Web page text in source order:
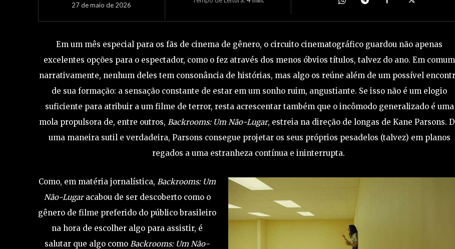
27 de maio de 2026
Em um mês especial para os fãs de cinema de gênero, o circuito cinematográfico guardou não apenas
excelentes opções para o espectador, como o fez através dos menos óbvios títulos, talvez do ano. Em comum
narrativamente, nenhum deles tem consonância de histórias, mas algo os reúne além de um possível
de sua formação: a sensação constante de estar em um sonho ruim, angustiante. Se isso não é um elogio
suficiente para atribuir a um filme de terror, resta acrescentar também que o incômodo generalizado é uma
mola propulsora de, entre outros, Backrooms: Um Não-Lugar, estreia na direção de longas de Kane Parsons.
uma maneira sutil e verdadeira, Parsons consegue projetar os seus próprios pesadelos (talvez) em planos
regados a uma estranheza contínua e ininterrupta.
Como, em matéria jornalística, Backrooms: Um
Não-Lugaracabou de ser descoberto como o
gênero de filme preferido do público brasileiro
na hora de escolher algo para assistir, é
salutar que algo como Backrooms: Um Não-